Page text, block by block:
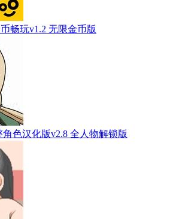
畅玩v1.2 无限金币版
色汉化版v2.8 全人物解锁版